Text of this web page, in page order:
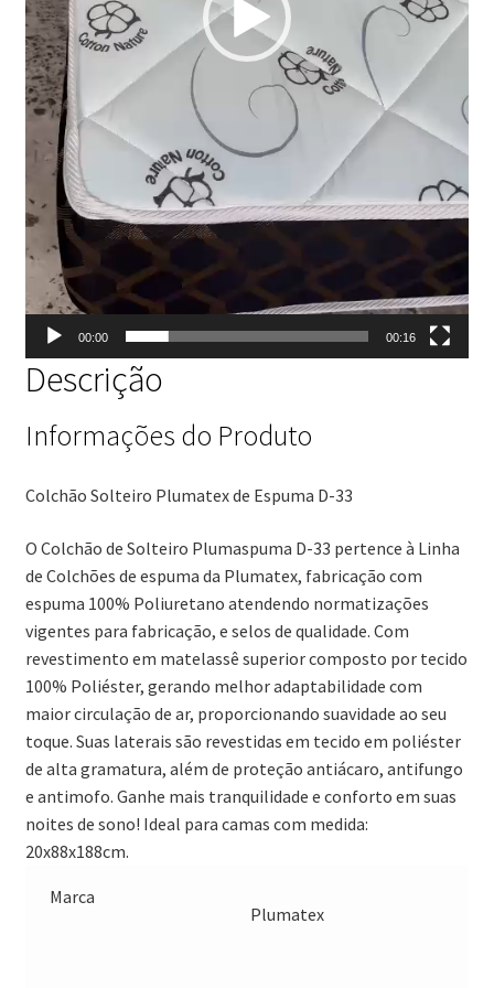
00:00 00:16
Descrição
Informações do Produto
Colchão Solteiro Plumatex de Espuma D-33
O Colchão de Solteiro Plumaspuma D-33 pertence à Linha
de Colchões de espuma da Plumatex, fabricação com
espuma 100% Poliuretano atendendo normatizações
vigentes para fabricação, e selos de qualidade. Com
revestimento em matelassê superior composto por tecido
100% Poliéster, gerando melhor adaptabilidade com
maior circulação de ar, proporcionando suavidade ao seu
toque. Suas laterais são revestidas em tecido em poliéster
de alta gramatura, além de proteção antiácaro, antifungo
e antimofo. Ganhe mais tranquilidade e conforto em suas
noites de sono! Ideal para camas com medida:
20x88x188cm.
Marca
Plumatex